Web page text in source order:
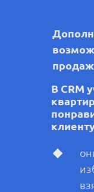
продаж
В CRM